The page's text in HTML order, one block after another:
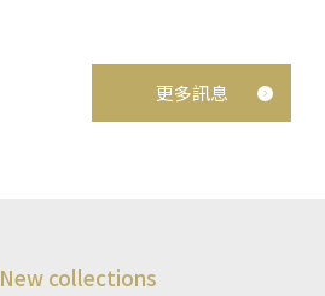
更多訊息
New collections